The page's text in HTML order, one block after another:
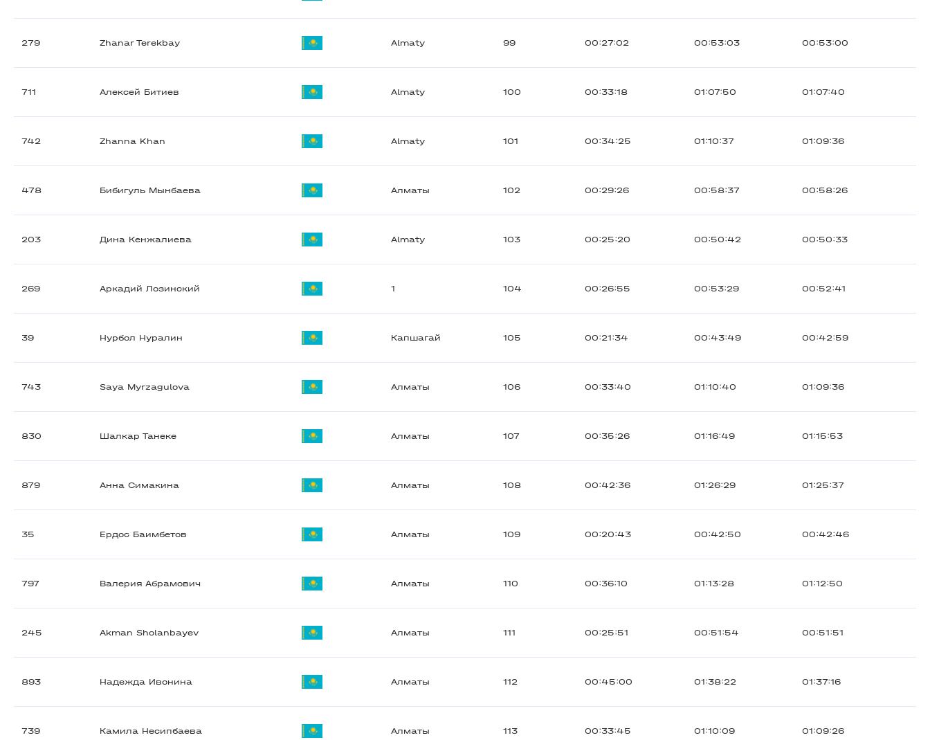
279 Zhanar Terekbay Almaty 99 00:27:02 00:53:03 00:53:00
711 Алексей Битиев Almaty 100 00:33:18 01:07:50 01:07:40
742 Zhanna Khan Almaty 101 00:34:25 01:10:37 01:09:36
478 Бибигуль Мынбаева Алматы 102 00:29:26 00:58:37 00:58:26
203 Дина Кенжалиева Almaty 103 00:25:20 00:50:42 00:50:33
269 Аркадий Лозинский 1 104 00:26:55 00:53:29 00:52:41
39 Нурбол Нуралин Капшагай 105 00:21:34 00:43:49 00:42:59
743 Saya Myrzagulova Алматы 106 00:33:40 01:10:40 01:09:36
830 Шалкар Танеке Алматы 107 00:35:26 01:16:49 01:15:53
879 Анна Симакина Алматы 108 00:42:36 01:26:29 01:25:37
35 Ердос Баимбетов Алматы 109 00:20:43 00:42:50 00:42:46
797 Валерия Абрамович Алматы 110 00:36:10 01:13:28 01:12:50
245 Akman Sholanbayev Алматы 111 00:25:51 00:51:54 00:51:51
893 Надежда Ивонина Алматы 112 00:45:00 01:38:22 01:37:16
739 Камила Несипбаева Алматы 113 00:33:45 01:10:09 01:09:26